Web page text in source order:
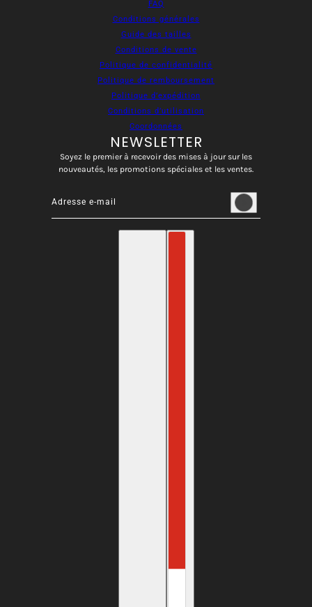
FAQ
Conditions générales
Guide des tailles
Conditions de vente
Politique de confidentialité
Politique de remboursement
Politique d’expédition
Conditions d’utilisation
Coordonnées
NEWSLETTER
Soyez le premier à recevoir des mises à jour sur les
nouveautés, les promotions spéciales et les ventes.
Adresse e-mail
Ce site est protégé par hCaptcha, et la Politique de
Sélecteur de pays